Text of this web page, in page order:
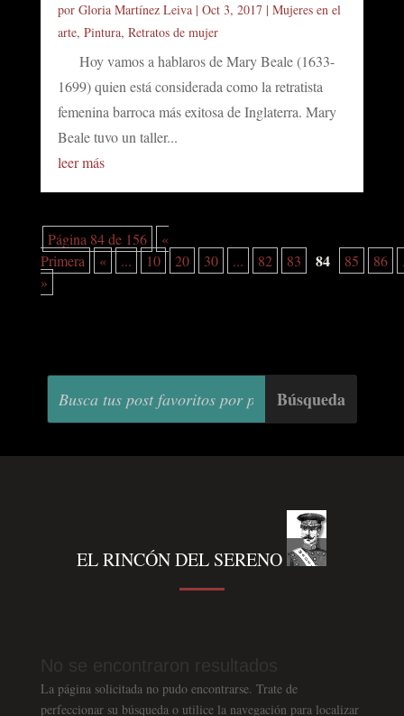
por Gloria Martínez Leiva| Oct 3, 2017| Mujeres en el
arte, Pintura, Retratos de mujer
Hoy vamos a hablaros de Mary Beale (1633-
1699) quien está considerada como la retratista
femenina barroca más exitosa de Inglaterra. Mary
Beale tuvo un taller...
leer más
Página 84 de 156
«
Primera
« ... 10 20 30 ... 82 83 84 85 86
»
EL RINCÓN DEL SERENO
No se encontraron resultados
La página solicitada no pudo encontrarse. Trate de
perfeccionar su búsqueda o utilice la navegación para localizar